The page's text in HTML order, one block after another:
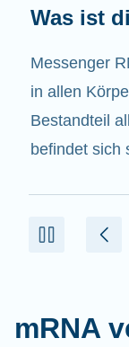
Welche
Wie der
Bote. Sie
in den
beitragen.
mRNA